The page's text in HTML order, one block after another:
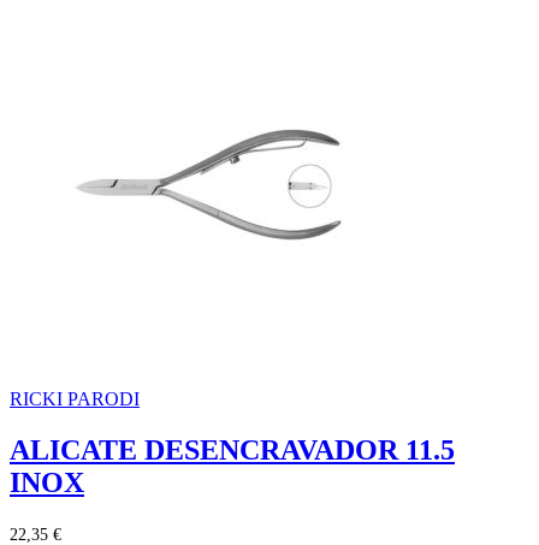
RICKI PARODI
ALICATE DESENCRAVADOR 11.5
INOX
22,35 €